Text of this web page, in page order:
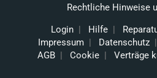
Rechtliche Hinweise
Login| Hilfe|
Impressum| Datenschutz
AGB | Cookie | Verträge